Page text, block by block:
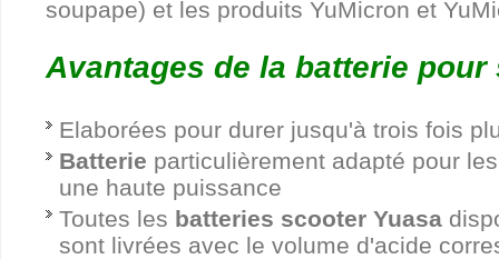
soupape) et les produits YuMicron et
Avantages de la batterie pour
Elaborées pour durer jusqu'à trois fois
Batterie particulièrement adapté pour
une haute puissance
Toutes les batteries scooter Yuasa
sont livrées avec le volume d'acide